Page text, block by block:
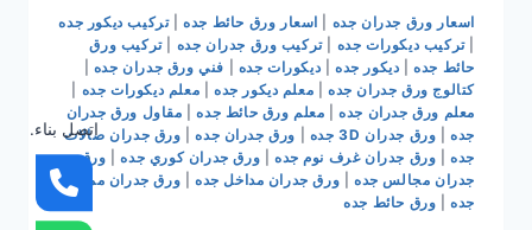
اسعار ورق جدران جده اسعار ورق حائط جده|تركيب ديكور جده
|تركيب ديكورات جده |تركيب ورق جدران جده |تركيب ورق
حائط جده| ديكور جده| ديكورات جده فني ورق جدران جده
كتالوج ورق جدران جده| معلم ديكور جده معلم ديكورات جده
معلم ورق جدران جده| معلم ورق حائط جده| مقاول ورق جدران
جده| ورق جدران 3D جده ورق جدران جده| ورق جدران صالات
جده| ورق جدران غرف نوم جده ورق جدران كوري جده| ورق
جدران مجالس جده| ورق جدران مداخل جده
ورق جدران ممرات
جده| ورق حائط جده
اتصل بناء.